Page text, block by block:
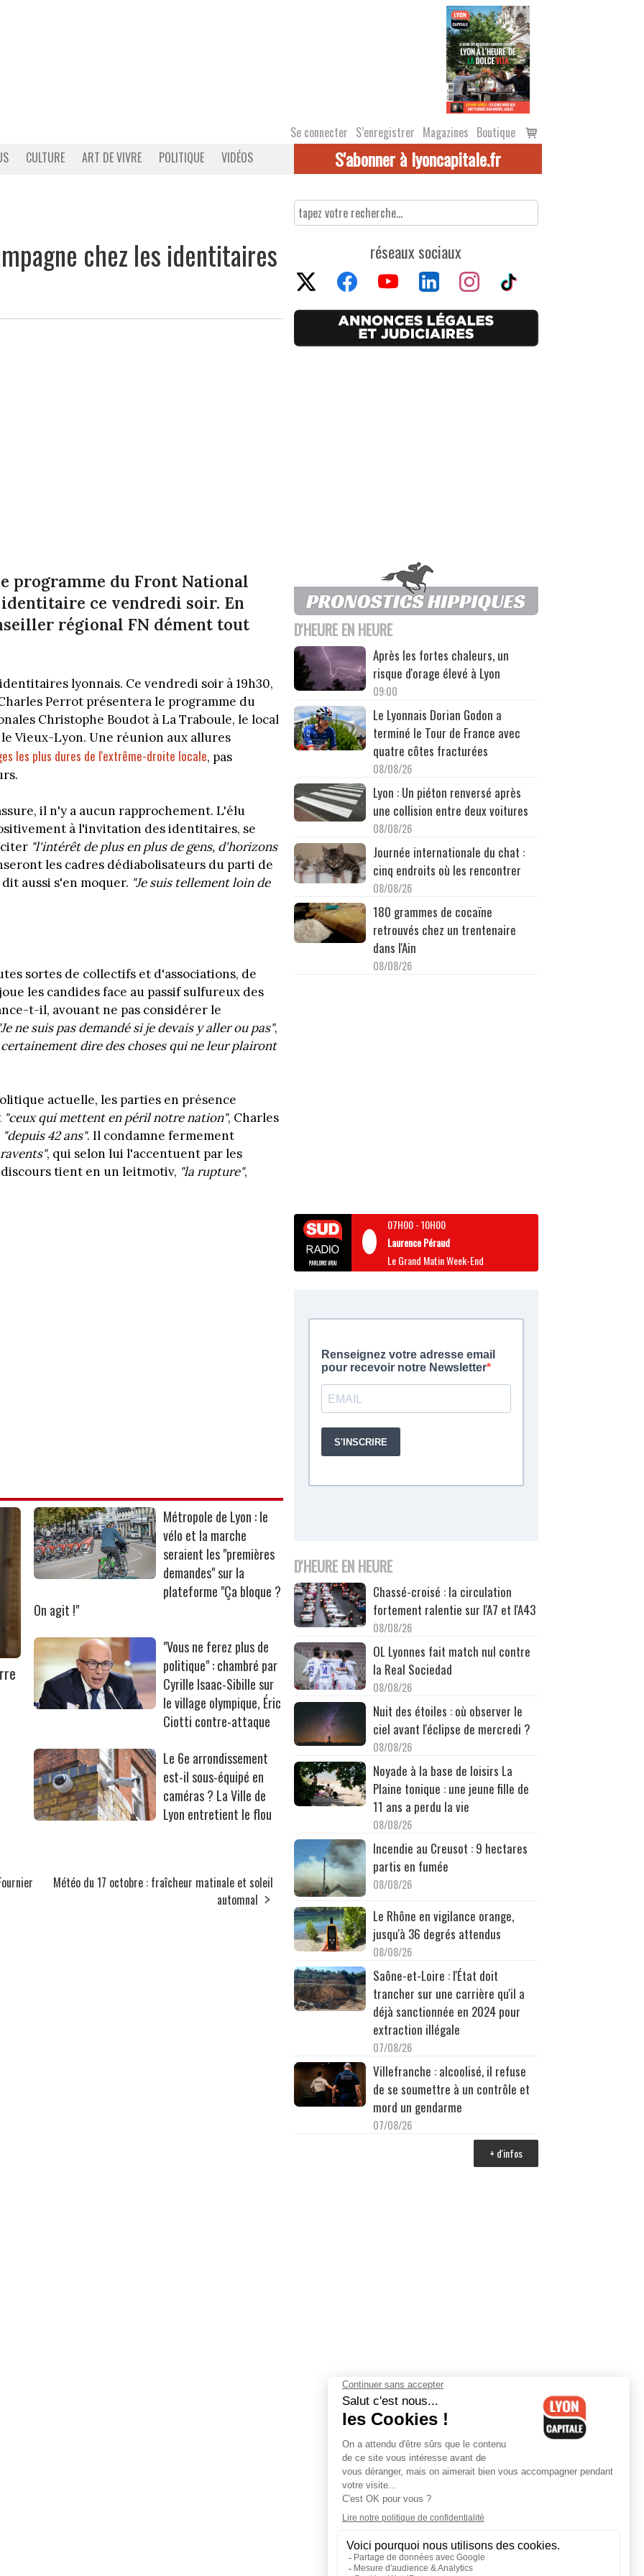
Se connecter S’enregistrer Magazines Boutique
Voir
le
CULTURE ART DE VIVRE POLITIQUE VIDÉOS S'abonner à lyoncapitale.fr
chez les identitaires
programme du Front National
ce vendredi soir. En
régional FN dément tout
lyonnais. Ce vendredi soir à 19h30,
Perrot présentera le programme du
Christophe Boudot à La Traboule, le local
Vieux-Lyon. Une réunion aux allures
les plus dures de l'extrême-droite locale, pas
il n'y a aucun rapprochement. L'élu
à l'invitation des identitaires, se
"l'intérêt de plus en plus de gens, d'horizons
les cadres dédiabolisateurs du parti de
aussi s'en moquer. "Je suis tellement loin de
sortes de collectifs et d'associations, de
les candides face au passif sulfureux des
t-il, avouant ne pas considérer le
ne suis pas demandé si je devais y aller ou pas",
certainement dire des choses qui ne leur plairont
actuelle, les parties en présence
"ceux qui mettent en péril notre nation", Charles
"depuis 42 ans". Il condamne fermement
, qui selon lui l'accentuent par les
tient en un leitmotiv, "la rupture",
Métropole de Lyon : le
vélo et la marche
seraient les "premières
demandes" sur la
plateforme "Ça bloque ?
On agit !"
"Vous ne ferez plus de
politique" : chambré par
Cyrille Isaac-Sibille sur
le village olympique, Éric
Ciotti contre-attaque
Le 6e arrondissement
est-il sous-équipé en
caméras ? La Ville de
Lyon entretient le flou
Météo du 17 octobre : fraîcheur matinale et soleil
automnal
réseaux sociaux
D'HEURE EN HEURE
Après les fortes chaleurs, un
risque d'orage élevé à Lyon
09:00
Le Lyonnais Dorian Godon a
terminé le Tour de France avec
quatre côtes fracturées
08/08/26
Lyon : Un piéton renversé après
une collision entre deux voitures
08/08/26
Journée internationale du chat :
cinq endroits où les rencontrer
08/08/26
180 grammes de cocaïne
retrouvés chez un trentenaire
dans l'Ain
08/08/26
07H00-10H00
Laurence Péraud
Le Grand Matin Week-End
D'HEURE EN HEURE
Chassé-croisé : la circulation
fortement ralentie sur l'A7 et l'A43
08/08/26
OL Lyonnes fait match nul contre
la Real Sociedad
08/08/26
Nuit des étoiles : où observer le
ciel avant l'éclipse de mercredi ?
08/08/26
Noyade à la base de loisirs La
Plaine tonique : une jeune fille de
11 ans a perdu la vie
08/08/26
Incendie au Creusot : 9 hectares
partis en fumée
08/08/26
Le Rhône en vigilance orange,
jusqu'à 36 degrés attendus
08/08/26
Saône-et-Loire : l'État doit
trancher sur une carrière qu'il a
déjà sanctionnée en 2024 pour
extraction illégale
07/08/26
Villefranche : alcoolisé, il refuse
de se soumettre à un contrôle et
mord un gendarme
07/08/26
+ d'infos